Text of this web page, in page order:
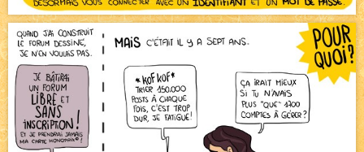
Le Château Noir - Coulisses NEW
Pique-nique d'été
Avatar, le dessin d'un autre maître NEW
Beyond the cliff (suite) NEW